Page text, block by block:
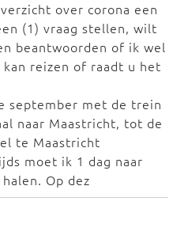
over corona een
(1) vraag stellen, wilt
beantwoorden of ik wel
reizen of raadt u het
september met de trein
naar Maastricht, tot de
te Maastricht
moet ik 1 dag naar
Op dez